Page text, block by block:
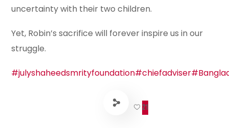
uncertainty with their two children.
Yet, Robin’s sacrifice will forever inspire us in our
struggle.
#julyshaheedsmrityfoundation#chiefadviser
21